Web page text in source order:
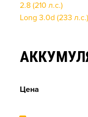
2.8 (210 л.с.)
Long 3.0d (233 л.с.)
Цена